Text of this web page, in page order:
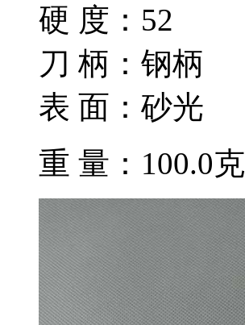
硬 度：52
刀 柄：钢柄
表 面：砂光
重 量：100.0克